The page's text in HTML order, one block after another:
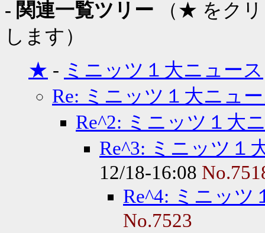
- 関連一覧ツリー （★ をク
します）
★ - ミニッツ１大ニュース
Re: ミニッツ１大ニュ
Re^2: ミニッツ１大
Re^3: ミニッツ１
12/18-16:08
Re^4: ミニッツ
No.7523